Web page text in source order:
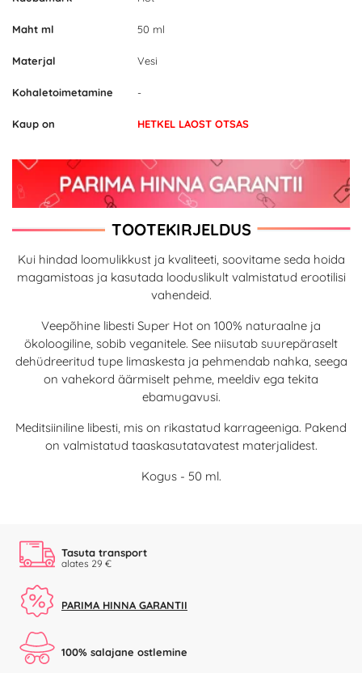
Maht ml 50 ml
Materjal Vesi
Kohaletoimetamine -
Kaup on HETKEL LAOST OTSAS
TOOTEKIRJELDUS
Kui hindad loomulikkust ja kvaliteeti, soovitame seda hoida
magamistoas ja kasutada looduslikult valmistatud erootilisi
vahendeid.
Veepõhine libesti Super Hot on 100% naturaalne ja
ökoloogiline, sobib veganitele. See niisutab suurepäraselt
dehüdreeritud tupe limaskesta ja pehmendab nahka, seega
on vahekord äärmiselt pehme, meeldiv ega tekita
ebamugavusi.
Meditsiiniline libesti, mis on rikastatud karrageeniga. Pakend
on valmistatud taaskasutatavatest materjalidest.
Kogus - 50 ml.
Tasuta transport
alates 29 €
PARIMA HINNA GARANTII
100% salajane ostlemine